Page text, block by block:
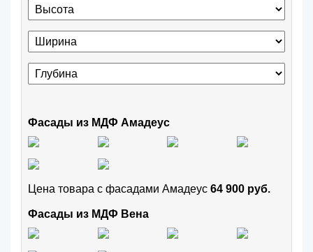
Фасады из МДФ Амадеус
Цена товара с фасадами Амадеус 64 900 руб.
Фасады из МДФ Вена